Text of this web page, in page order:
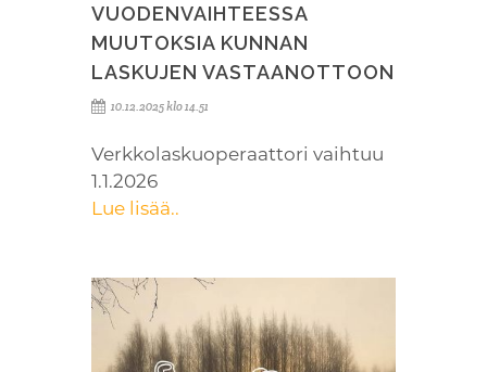
VUODENVAIHTEESSA
MUUTOKSIA KUNNAN
LASKUJEN VASTAANOTTOON
10.12.2025 klo 14.51
Verkkolaskuoperaattori vaihtuu
1.1.2026
Lue lisää..